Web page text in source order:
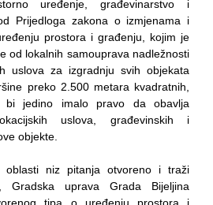
za preduzetnika - Vera Ujić
ZA PRIJAVU NEPROPISNOG
OTPADA UZ DODJELU
NAGRADE
uređenje, građevinarstvo i
Prijedloga zakona o izmjenama i
prostora i građenju, kojim je
od lokalnih samouprava nadležnosti
uslova za izgradnju svih objekata
preko 2.500 metara kvadratnih,
bi jedino imalo pravo da obavlja
uslova, građevinskih i
objekte.
niz pitanja otvoreno i traži
Gradska uprava Grada Bijeljina
tipa o uređenju prostora i